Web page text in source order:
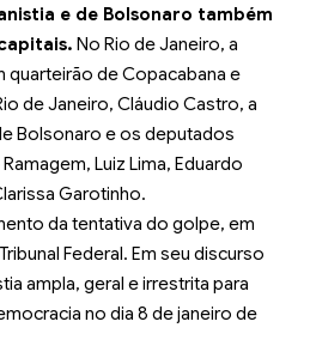
e de Bolsonaro também
No Rio de Janeiro, a
de Copacabana e
de Janeiro, Cláudio Castro, a
Bolsonaro e os deputados
Luiz Lima, Eduardo
Garotinho.
da tentativa do golpe, em
Federal. Em seu discurso
ampla, geral e irrestrita para
no dia 8 de janeiro de